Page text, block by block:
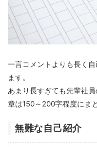
一言コメントよりも長く
ます。
あまり長すぎても先輩社
章は150～200字程度にま
無難な自己紹介